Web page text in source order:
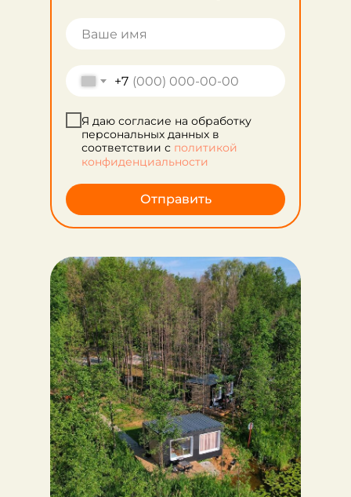
+7
Я даю согласие на обработку
персональных данных в
соответствии с политикой
конфиденциальности
Отправить